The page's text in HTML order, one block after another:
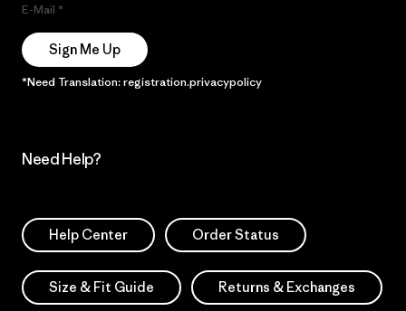
E-Mail
Sign Me Up
*Need Translation: registration.privacypolicy
Need Help?
Help Center Order Status
Size & Fit Guide Returns & Exchanges